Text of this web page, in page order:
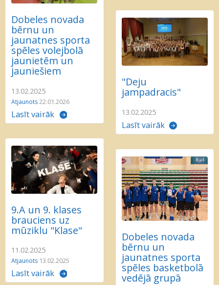
Dobeles novada
bērnu un
jaunatnes sporta
spēles volejbolā
jaunietēm un
jauniešiem
13.02.2025
Atjaunots22.01.2026
Lasīt vairāk
"Deju
jampadracis"
13.02.2025
Lasīt vairāk
9.A un 9. klases
brauciens uz
mūziklu "Klase"
11.02.2025
Atjaunots 13.02.2025
Lasīt vairāk
Dobeles novada
bērnu un
jaunatnes sporta
spēles basketbolā
vedējā grupā